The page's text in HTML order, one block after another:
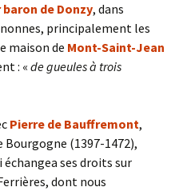
de Donzy, dans
principalement les
maison de Mont-Saint-Jean
: « de gueules à trois
Pierre de Bauffremont,
Bourgogne (1397-1472),
échangea ses droits sur
dont nous